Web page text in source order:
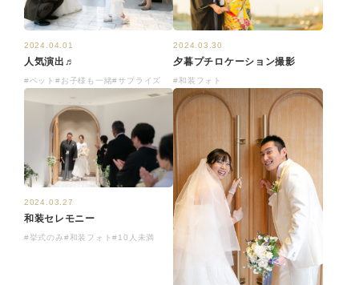
2024.04.01
人気演出♬
#ペット #お子様も一緒#サプライズ
2024.03.30
夕暮プチロケーション撮影
#和装フォト
2024.03.27
和装セレモニー
#挙式のみ#和装フォト#10人未満